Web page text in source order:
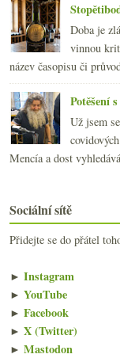
Doba je
vinnou
název časopisu či
Potěšení
Už jsem
Mencía a dost
Sociální sítě
Přidejte se do přátel
► Instagram
► YouTube
► Facebook
► X (Twitter)
► Mastodon